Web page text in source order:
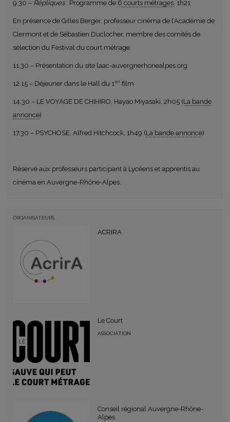
9.30 – Répliques: Programme de 6 courts métrages, 1h21
En présence de Gilles Berger, professeur cinéma de l’Académie de
Clermont et de Sébastien Duclocher, membre des comités de
sélection du Festival du court métrage
11.30 – Présentation du site laac-auvergnerhonealpes.org
12.15 – Déjeuner dans le Hall du 1er film
14.30 – LE VOYAGE DE CHIHIRO, Hayao Miyasaki, 2h05 (La bande
annonce)
17.30 – PSYCHOSE, Alfred Hitchcock, 1h49 (La bande annonce)
Réservé aux professeurs participant à Lycéens et apprentis au
cinéma en Auvergne-Rhône-Alpes.
ORGANISATEURS
ACRIRA
Le Court
ASSOCIATION
Conseil régional Auvergne-Rhône-
Alpes